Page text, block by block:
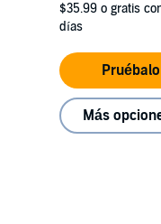
$35.99 o gratis
días
Más